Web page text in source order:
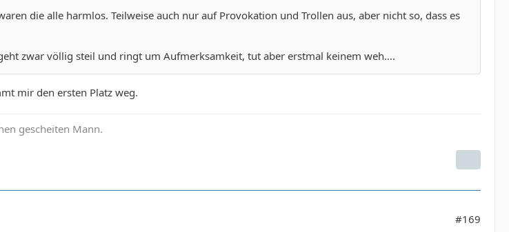
die alle harmlos. Teilweise auch nur auf Provokation und Trollen aus, aber nicht so, dass es
zwar völlig steil und ringt um Aufmerksamkeit, tut aber erstmal keinem weh….
mir den ersten Platz weg.
gescheiten Mann.
#169